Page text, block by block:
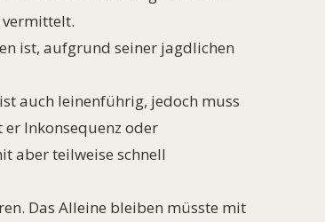
ist, aufgrund seiner jagdlichen
auch leinenführig, jedoch muss
Inkonsequenz oder
aber teilweise schnell
Das Alleine bleiben müsste mit